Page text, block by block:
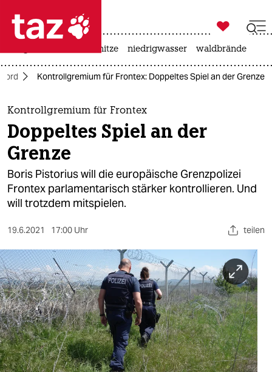
 taz zahl ich
taz zahl ich
themen
politik
öko
gesellschaft
sport
berlin
nord
wahrheit
verlag

taz zahl ich
hitze niedrigwasser waldbrände
Nord Kontrollgremium für Frontex: Doppeltes Spiel an der Grenze
Kontrollgremium für Frontex
Doppeltes Spiel an der
Grenze
Boris Pistorius will die europäische Grenzpolizei
Frontex parlamentarisch stärker kontrollieren. Und
will trotzdem mitspielen.
19.6.2021 17:00 Uhr teilen